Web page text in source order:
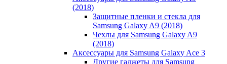
(2018)
Защитные пленки и стекла для
Samsung Galaxy A9 (2018)
Чехлы для Samsung Galaxy A9
(2018)
Аксессуары для Samsung Galaxy Ace 3
Другие гаджеты для Samsung